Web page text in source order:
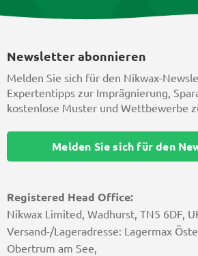
Registered Head Office:
Nikwax Limited, Wadhurst, TN5 6DF,
Versand-/Lageradresse: Lagermax
Obertrum am See,
Newsletter abonnieren
Melden Sie sich für den Nikwax-
Expertentipps zur Imprägnierung,
kostenlose Muster und Wettbewerbe
Melden Sie sich für den